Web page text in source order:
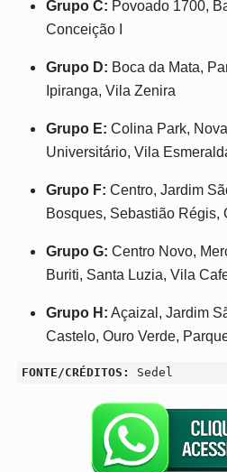
Grupo C: Povoado 1700,
Conceição I
Grupo D: Boca da Mata,
Ipiranga, Vila Zenira
Grupo E: Colina Park,
Universitário, Vila
Grupo F: Centro, Jardim
Bosques, Sebastião Régis,
Grupo G: Centro Novo,
Buriti, Santa Luzia, Vila
Grupo H: Açaizal, Jardim
Castelo, Ouro Verde,
FONTE/CRÉDITOS: Sedel